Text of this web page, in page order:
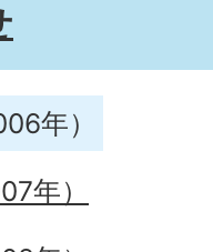
年）
年）